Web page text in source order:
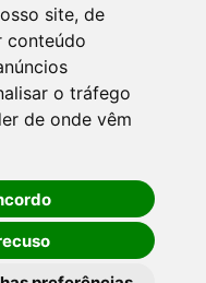
site, de
conteúdo
o tráfego
de onde vêm
CARAPICUÍBA
0001-40
Carapicuíba/SP
Brasil
Carapicuíba/SP
Brasil